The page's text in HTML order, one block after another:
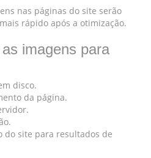
nas páginas do site serão
rápido após a otimização.
imagens para
disco.
da página.
do site para resultados de